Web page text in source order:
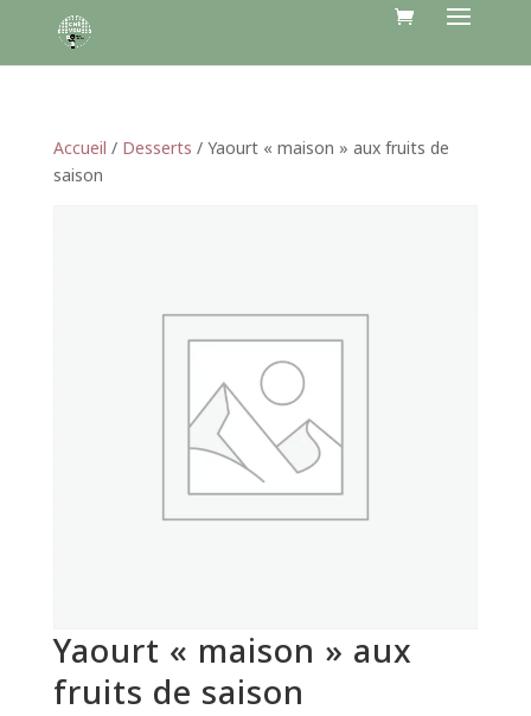
Accueil / Desserts / Yaourt « maison » aux fruits de
saison
Yaourt « maison » aux
fruits de saison